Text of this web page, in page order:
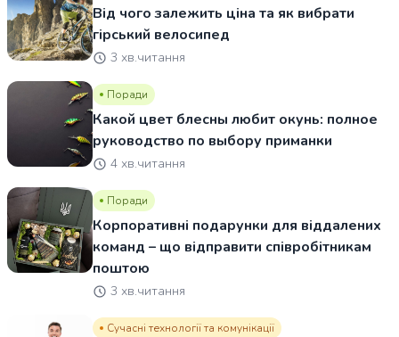
Від чого залежить ціна та як вибрати
гірський велосипед
3 хв.читання
Поради
Какой цвет блесны любит окунь: полное
руководство по выбору приманки
4 хв.читання
Поради
Корпоративні подарунки для віддалених
команд – що відправити співробітникам
поштою
3 хв.читання
Сучасні технології та комунікації